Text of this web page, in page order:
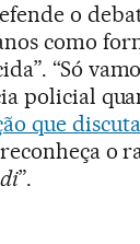
o
como
“Só
policial
que
o
”.